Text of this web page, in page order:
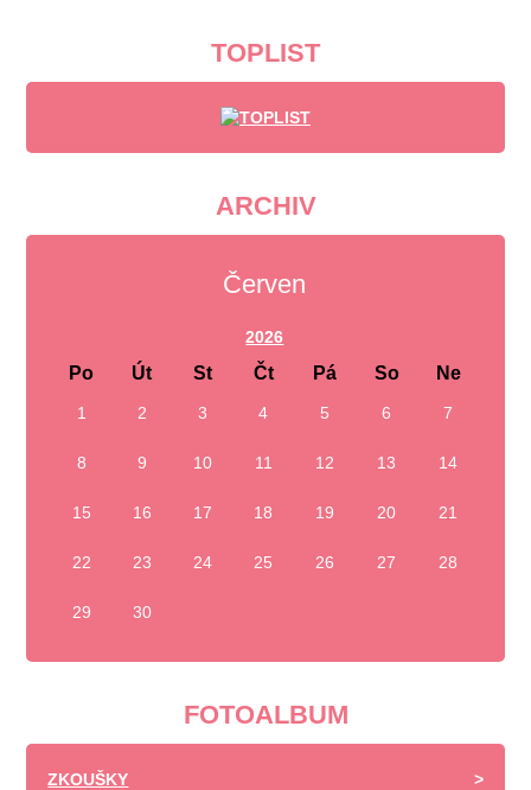
TOPLIST
ARCHIV
Červen
2026
Po Út St Čt Pá So Ne
1 2 3 4 5 6 7
8 9 10 11 12 13 14
15 16 17 18 19 20 21
22 23 24 25 26 27 28
29 30
FOTOALBUM
ZKOUŠKY